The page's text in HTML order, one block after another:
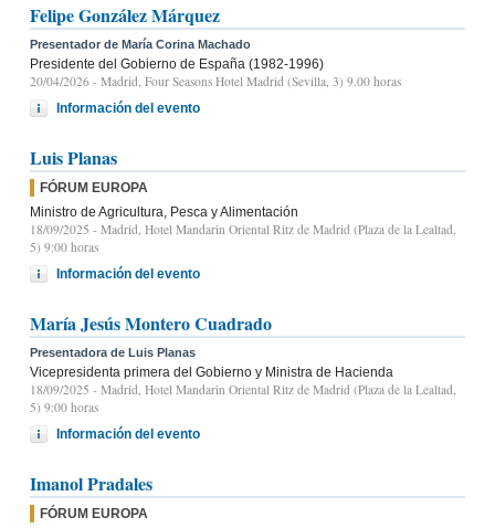
Felipe González Márquez
Presentador de María Corina Machado
Presidente del Gobierno de España (1982-1996)
20/04/2026 - Madrid, Four Seasons Hotel Madrid (Sevilla, 3) 9.00 horas
Información del evento
Luis Planas
FÓRUM EUROPA
Ministro de Agricultura, Pesca y Alimentación
18/09/2025 - Madrid, Hotel Mandarin Oriental Ritz de Madrid (Plaza de la Lealtad,
5) 9:00 horas
Información del evento
María Jesús Montero Cuadrado
Presentadora de Luis Planas
Vicepresidenta primera del Gobierno y Ministra de Hacienda
18/09/2025 - Madrid, Hotel Mandarin Oriental Ritz de Madrid (Plaza de la Lealtad,
5) 9:00 horas
Información del evento
Imanol Pradales
FÓRUM EUROPA